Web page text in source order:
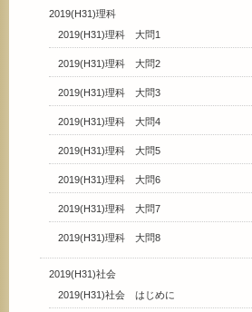
2019(H31)理科
2019(H31)理科 大問1
2019(H31)理科 大問2
2019(H31)理科 大問3
2019(H31)理科 大問4
2019(H31)理科 大問5
2019(H31)理科 大問6
2019(H31)理科 大問7
2019(H31)理科 大問8
2019(H31)社会
2019(H31)社会 はじめに